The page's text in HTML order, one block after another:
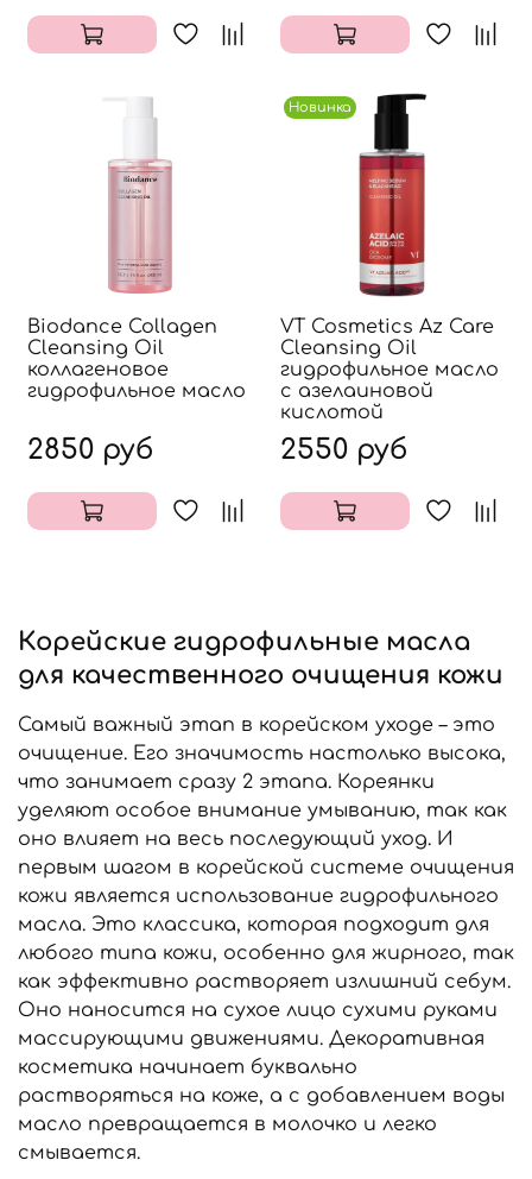
Biodance Collagen
Cleansing Oil
коллагеновое
гидрофильное масло
2850 руб
Новинка
VT Cosmetics Az Care
Cleansing Oil
гидрофильное масло
с азелаиновой
кислотой
2550 руб
Корейские гидрофильные масла
для качественного очищения кожи
Самый важный этап в корейском уходе – это
очищение. Его значимость настолько высока,
что занимает сразу 2 этапа. Кореянки
уделяют особое внимание умыванию, так как
оно влияет на весь последующий уход. И
первым шагом в корейской системе очищения
кожи является использование гидрофильного
масла. Это классика, которая подходит для
любого типа кожи, особенно для жирного, так
как эффективно растворяет излишний себум.
Оно наносится на сухое лицо сухими руками
массирующими движениями. Декоративная
косметика начинает буквально
растворяться на коже, а с добавлением воды
масло превращается в молочко и легко
смывается.